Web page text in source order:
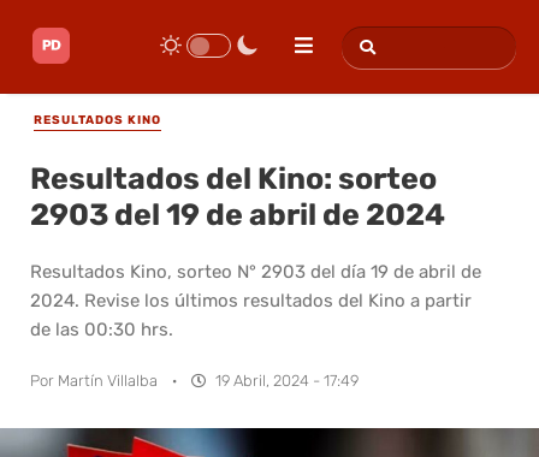
RESULTADOS KINO
Resultados del Kino: sorteo
2903 del 19 de abril de 2024
Resultados Kino, sorteo N° 2903 del día 19 de abril de
2024. Revise los últimos resultados del Kino a partir
de las 00:30 hrs.
Por Martín Villalba · 19 Abril, 2024 - 17:49